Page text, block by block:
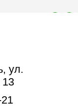
ул.
13